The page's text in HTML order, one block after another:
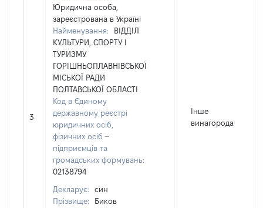
3
Юридична особа,
зареєстрована в Україні
Найменування:
ВІДДІЛ
КУЛЬТУРИ, СПОРТУ І
ТУРИЗМУ
ГОРІШНЬОПЛАВНІВСЬКОЇ
МІСЬКОЇ РАДИ
ПОЛТАВСЬКОЇ ОБЛАСТІ
Код в Єдиному
державному реєстрі
юридичних осіб,
фізичних осіб –
підприємців та
громадських формувань:
02138794
Декларує:
син
Прізвище:
Биков
Інше
винагорода